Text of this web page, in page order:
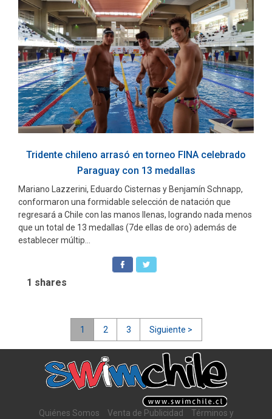
Tridente chileno arrasó en torneo FINA celebrado
Paraguay con 13 medallas
Mariano Lazzerini, Eduardo Cisternas y Benjamín Schnapp,
conformaron una formidable selección de natación que
regresará a Chile con las manos llenas, logrando nada menos
que un total de 13 medallas (7de ellas de oro) además de
establecer múltip...
1 shares
Navegación
de
entradas
1 2 3 Siguiente >
Quiénes Somos Venta de Publicidad Términos y